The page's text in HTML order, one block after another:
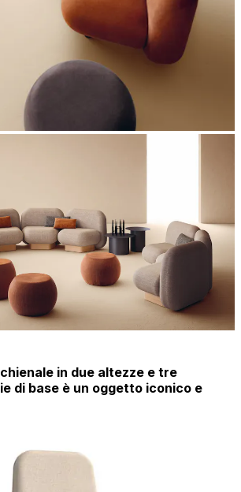
in due altezze e tre
di base è un oggetto iconico e